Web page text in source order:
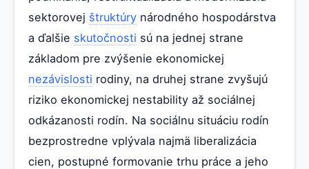
sektorovej štruktúry národného hospodárstva
a ďalšie skutočnosti sú na jednej strane
základom pre zvýšenie ekonomickej
nezávislosti rodiny, na druhej strane zvyšujú
riziko ekonomickej nestability až sociálnej
odkázanosti rodín. Na sociálnu situáciu rodín
bezprostredne vplývala najmä liberalizácia
cien, postupné formovanie trhu práce a jeho